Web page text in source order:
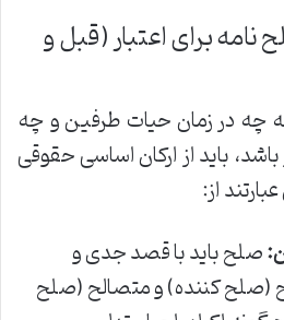
نامه برای اعتبار (قبل و
چه در زمان حیات طرفین و چه
باید از ارکان اساسی حقوقی
از:
صلح باید با قصد جدی و
(صلح کننده) و متصالح (صلح